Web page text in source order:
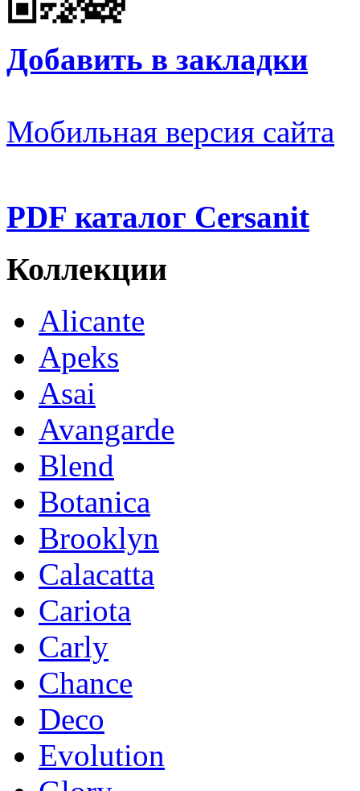
Добавить в закладки
Мобильная версия сайта
PDF каталог Cersanit
Коллекции
Alicante
Apeks
Asai
Avangarde
Blend
Botanica
Brooklyn
Calacatta
Cariota
Carly
Chance
Deco
Evolution